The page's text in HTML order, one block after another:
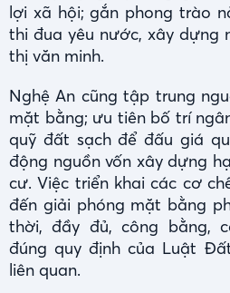
lợi xã hội; gắn phong trào
thi đua yêu nước, xây dựng
thị văn minh.
Nghệ An cũng tập trung
mặt bằng; ưu tiên bố trí
quỹ đất sạch để đấu giá
động nguồn vốn xây dựng
cư. Việc triển khai các cơ
đến giải phóng mặt bằng
thời, đầy đủ, công bằng,
đúng quy định của Luật
liên quan.